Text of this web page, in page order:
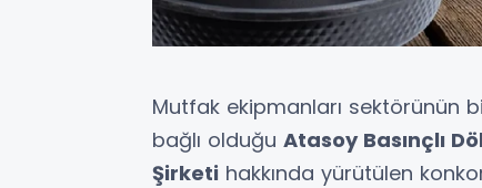
Mutfak ekipmanları sektörünün
bağlı olduğu Atasoy Basınçlı
Şirketi hakkında yürütülen